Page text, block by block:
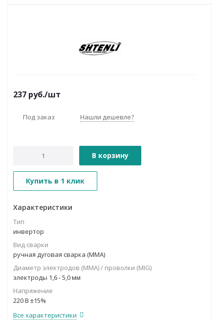
237 руб./шт
Под заказ Нашли дешевле?
В корзину
Купить в 1 клик
Характеристики
Тип
инвертор
Вид сварки
ручная дуговая сварка (MMA)
Диаметр электродов (MMA) / проволки (MIG)
электроды 1,6 - 5,0 мм
Напряжение
220 В ±15%
Все характеристики